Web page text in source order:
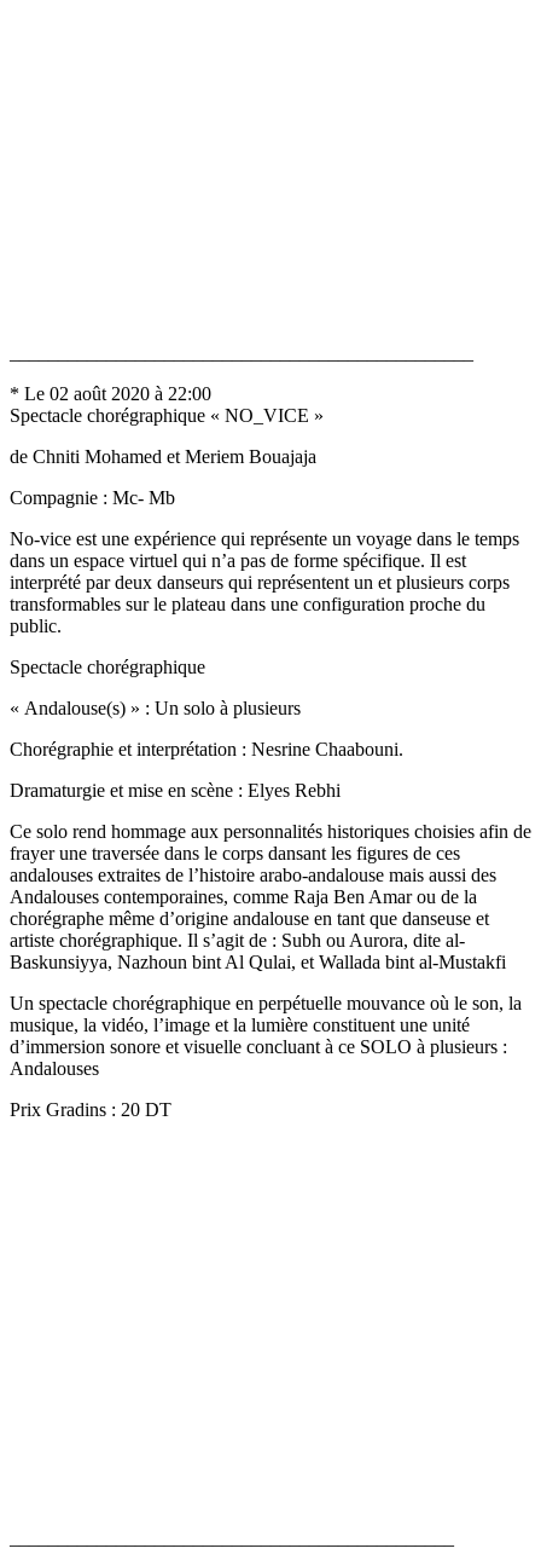
* Le 02 août 2020 à 22:00
Spectacle chorégraphique « NO_VICE »
de Chniti Mohamed et Meriem Bouajaja
Compagnie : Mc- Mb
No-vice est une expérience qui représente un voyage dans le temps
dans un espace virtuel qui n’a pas de forme spécifique. Il est
interprété par deux danseurs qui représentent un et plusieurs corps
transformables sur le plateau dans une configuration proche du
public.
Spectacle chorégraphique
« Andalouse(s) » : Un solo à plusieurs
Chorégraphie et interprétation : Nesrine Chaabouni.
Dramaturgie et mise en scène : Elyes Rebhi
Ce solo rend hommage aux personnalités historiques choisies afin de
frayer une traversée dans le corps dansant les figures de ces
andalouses extraites de l’histoire arabo-andalouse mais aussi des
Andalouses contemporaines, comme Raja Ben Amar ou de la
chorégraphe même d’origine andalouse en tant que danseuse et
artiste chorégraphique. Il s’agit de : Subh ou Aurora, dite al-
Baskunsiyya, Nazhoun bint Al Qulai, et Wallada bint al-Mustakfi
Un spectacle chorégraphique en perpétuelle mouvance où le son, la
musique, la vidéo, l’image et la lumière constituent une unité
d’immersion sonore et visuelle concluant à ce SOLO à plusieurs :
Andalouses
Prix Gradins : 20 DT